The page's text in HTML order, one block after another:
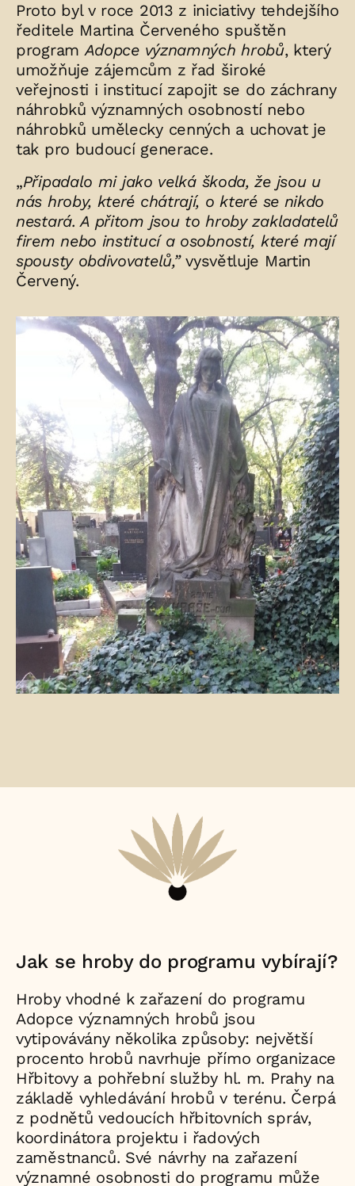
Proto byl v roce 2013 z iniciativy tehdejšího
ředitele Martina Červeného spuštěn
programAdopce významných hrobů, který
umožňuje zájemcům z řad široké
veřejnosti i institucí zapojit se do záchrany
náhrobků významných osobností nebo
náhrobků umělecky cenných a uchovat je
tak pro budoucí generace.
„Připadalo mi jako velká škoda, že jsou u
nás hroby, které chátrají, o které se nikdo
nestará. A přitom jsou to hroby zakladatelů
firem nebo institucí a osobností, které mají
spousty obdivovatelů,”vysvětluje Martin
Červený.
Jak se hroby do programu vybírají?
Hroby vhodné k zařazení do programu
Adopce významných hrobů jsou
vytipovávány několika způsoby: největší
procento hrobů navrhuje přímo organizace
Hřbitovy a pohřební služby hl. m. Prahy na
základě vyhledávání hrobů v terénu. Čerpá
z podnětů vedoucích hřbitovních správ,
koordinátora projektu i řadových
zaměstnanců. Své návrhy na zařazení
významné osobnosti do programu může